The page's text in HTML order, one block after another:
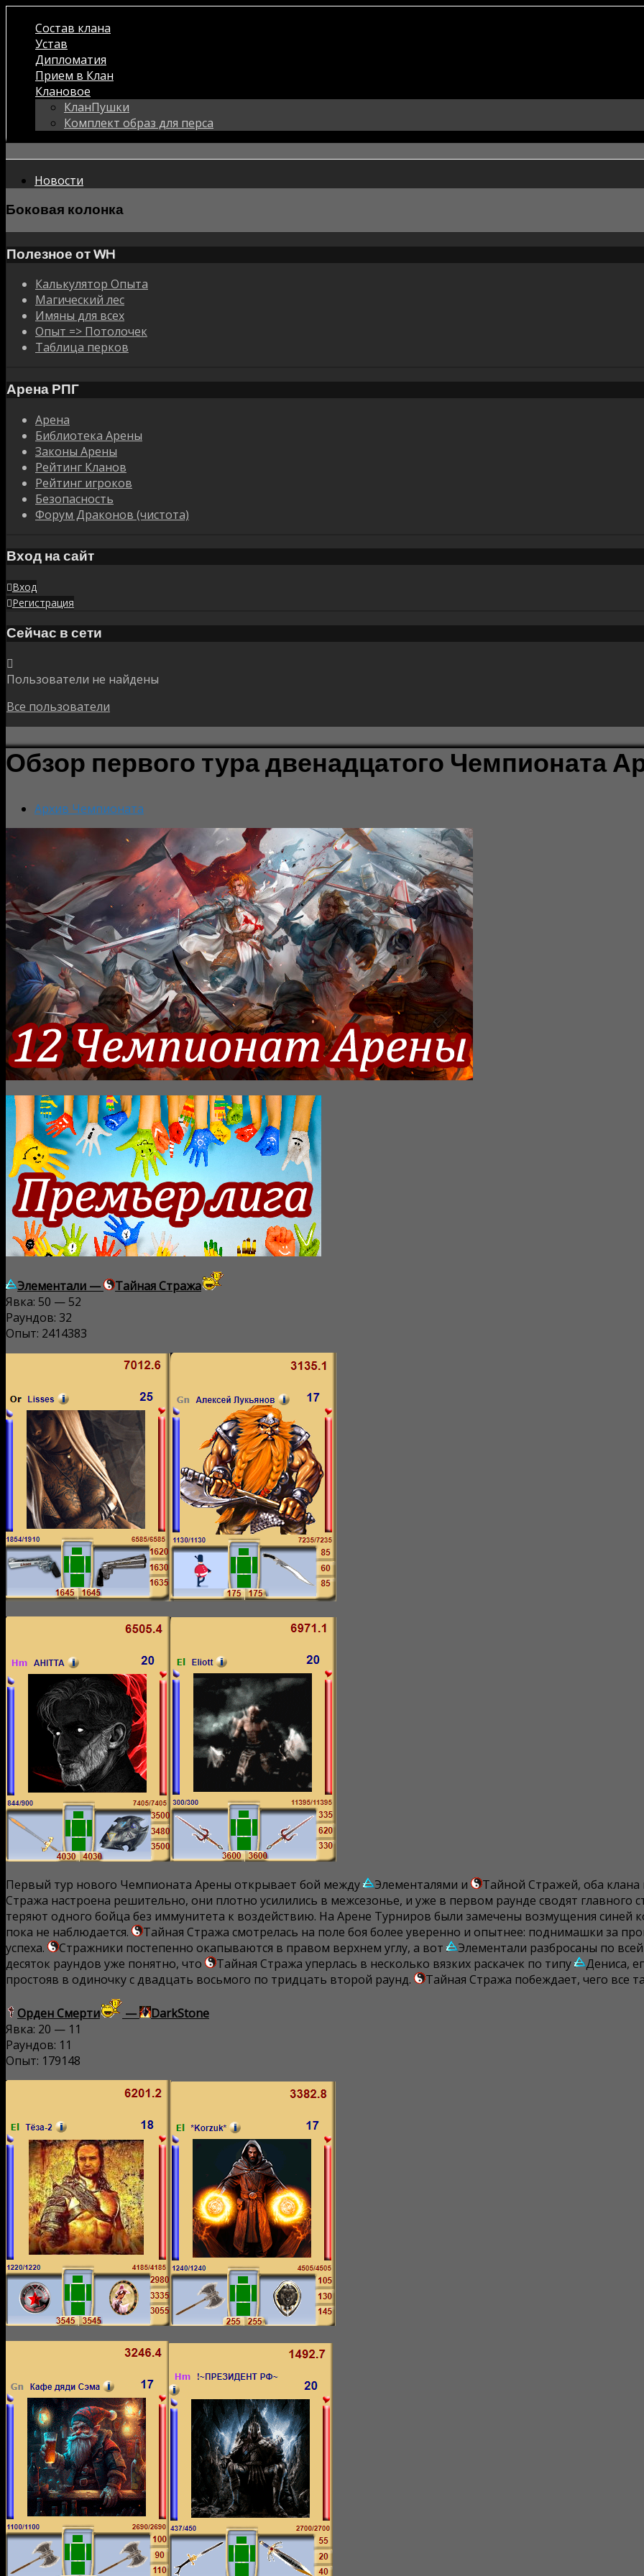
Состав клана
Устав
Дипломатия
Прием в Клан
Клановое
КланПушки
Комплект образ для перса
Новости
Боковая колонка
Полезное от WH
Калькулятор Опыта
Магический лес
Имяны для всех
Опыт => Потолочек
Таблица перков
Арена РПГ
Арена
Библиотека Арены
Законы Арены
Рейтинг Кланов
Рейтинг игроков
Безопасность
Форум Драконов (чистота)
Вход на сайт
Вход
Регистрация
Сейчас в сети
Пользователи не найдены
Все пользователи
Обзор первого тура двенадцатого Чемпионата
Архив Чемпионата
Элементали —
Тайная Стража
Явка: 50 — 52
Раундов: 32
Опыт: 2414383
Первый тур нового Чемпионата Арены открывает бой между Элементалями и
Тайной Стражей, оба
Стража настроена решительно, они плотно усилились в межсезонье, и уже в первом раунде сводят главного
теряют одного бойца без иммунитета к воздействию. На Арене Турниров были замечены возмущения синей
пока не наблюдается.
Тайная Стража смотрелась на поле боя более уверенно и опытнее: поднимашки за
успеха.
Стражники постепенно окапываются в правом верхнем углу, а вот
Элементали разбросаны по
десяток раундов уже понятно, что
Тайная Стража уперлась в несколько вязких раскачек по типу
Дениса,
простояв в одиночку с двадцать восьмого по тридцать второй раунд.
Тайная Стража побеждает, чего все
Орден Смерти —
DarkStone
Явка: 20 — 11
Раундов: 11
Опыт: 179148